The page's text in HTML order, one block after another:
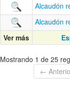
Alcaudón
Alcaudón
Ver más
Mostrando 1 de 25
←